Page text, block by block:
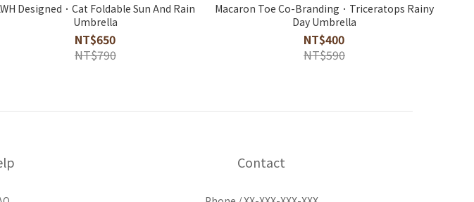
Designed．Cat Foldable Sun And Rain
Umbrella
NT$650
NT$790
Macaron Toe Co-Branding．Triceratops Rainy
Day Umbrella
NT$400
NT$590
Contact